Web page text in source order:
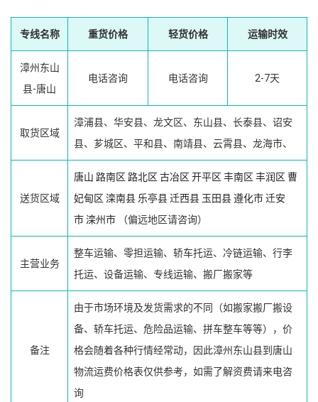
专线名称 重货价格 轻货价格 运输时效
漳州东山
县-唐山
电话咨询 电话咨询 2-7天
取货区域
漳浦县、华安县、龙文区、东山县、长泰县、诏安
县、芗城区、平和县、南靖县、云霄县、龙海市、
送货区域
唐山 路南区 路北区 古冶区 开平区 丰南区 丰润区 曹
妃甸区 滦南县 乐亭县迁西县 玉田县遵化市迁安
市 滦州市 （偏远地区请咨询）
主营业务
整车运输、零担运输、轿车托运、冷链运输、行李
托运、设备运输、专线运输、搬厂搬家等
备注
由于市场环境及发货需求的不同（如搬家搬厂搬设
备、轿车托运、危险品运输、拼车整车等等），价
格会随着各种行情经常动，因此漳州东山县到唐山
物流运费价格表仅供参考，如需了解资费请来电咨
询